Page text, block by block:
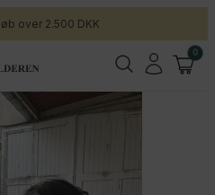
over 2.500 DKK
0